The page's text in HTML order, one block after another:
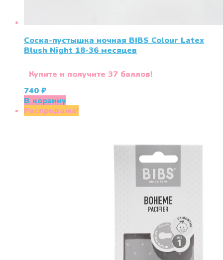
Соска-пустышка ночная BIBS Colour Latex
Blush Night 18-36 меcяцев
Купите и получите 37 баллов!
740 ₽
В корзину
Распродажа!